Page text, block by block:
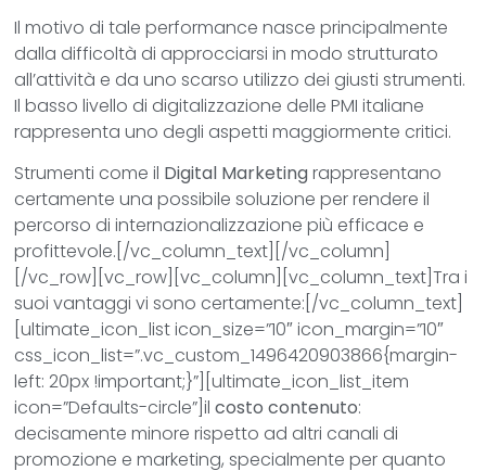
Il motivo di tale performance nasce principalmente
dalla difficoltà di approcciarsi in modo strutturato
all’attività e da uno scarso utilizzo dei giusti strumenti.
Il basso livello di digitalizzazione delle PMI italiane
rappresenta uno degli aspetti maggiormente critici.
Strumenti come il Digital Marketingrappresentano
certamente una possibile soluzione per rendere il
percorso di internazionalizzazione più efficace e
profittevole.[/vc_column_text][/vc_column]
[/vc_row][vc_row][vc_column][vc_column_text]Tra i
suoi vantaggi vi sono certamente:[/vc_column_text]
[ultimate_icon_list icon_size=”10″ icon_margin=”10″
css_icon_list=”.vc_custom_1496420903866{margin-
left: 20px !important;}”][ultimate_icon_list_item
icon=”Defaults-circle”]ilcosto contenuto:
decisamente minore rispetto ad altri canali di
promozione e marketing, specialmente per quanto